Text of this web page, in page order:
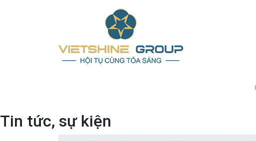
Tin tức, sự kiện